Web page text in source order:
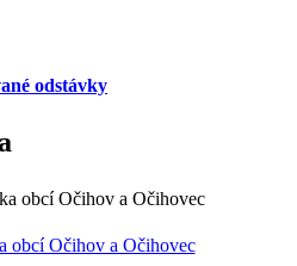
obcí Očihov a Očihovec